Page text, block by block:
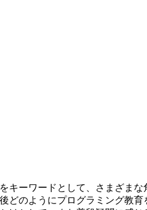
キーワードとして、さまざま
どのようにプログラミング教